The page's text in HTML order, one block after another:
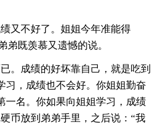
又不好了。姐姐今年准能得
弟既羡慕又遗憾的说。
。成绩的好坏靠自己，就是吃到
习，成绩也不会好。你姐姐勤奋
一名。你如果向姐姐学习，成绩
币放到弟弟手里，之后说：“我